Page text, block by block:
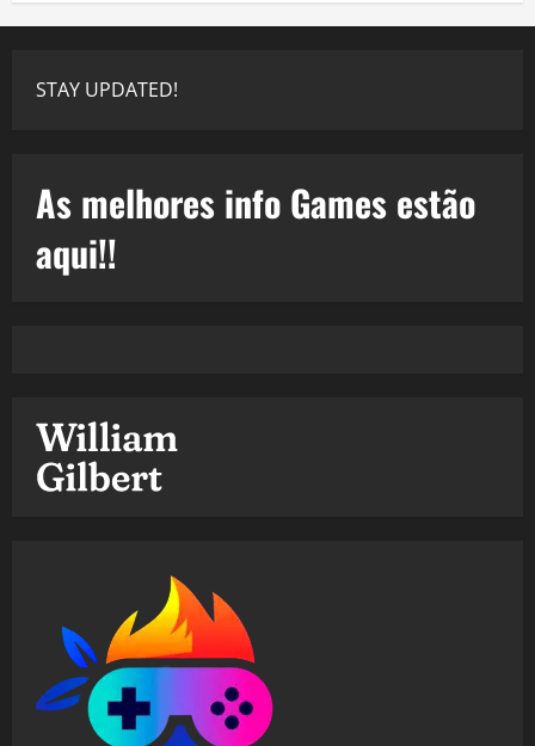
STAY UPDATED!
As melhores info Games estão
aqui!!